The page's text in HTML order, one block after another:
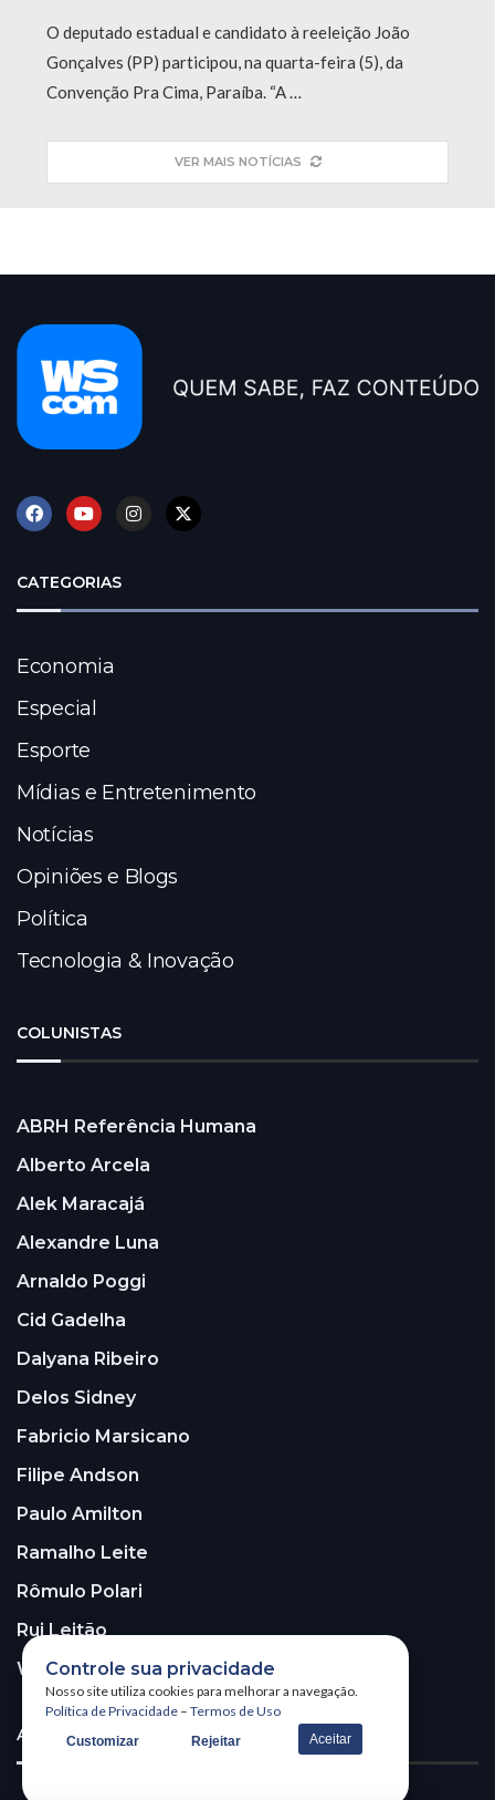
O deputado estadual e candidato à reeleição João
Gonçalves (PP) participou, na quarta-feira (5), da
Convenção Pra Cima, Paraíba. “A …
VER MAIS NOTÍCIAS
CATEGORIAS
Economia
Especial
Esporte
Mídias e Entretenimento
Notícias
Opiniões e Blogs
Política
Tecnologia & Inovação
COLUNISTAS
ABRH Referência Humana
Alberto Arcela
Alek Maracajá
Alexandre Luna
Arnaldo Poggi
Cid Gadelha
Dalyana Ribeiro
Delos Sidney
Fabricio Marsicano
Filipe Andson
Paulo Amilton
Ramalho Leite
Rômulo Polari
Rui Leitão
Walter Santos
ASSINE A NOSSA NEWSLETTER!
Controle sua privacidade
Nosso site utiliza cookies para melhorar a navegação.
Política de Privacidade – Termos de Uso
Customizar Rejeitar Aceitar